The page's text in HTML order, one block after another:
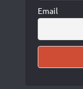
Email